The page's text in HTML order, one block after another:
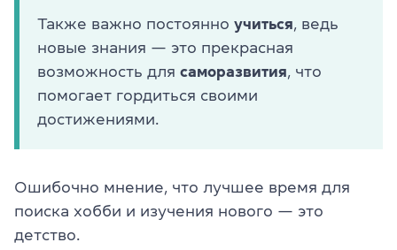
Также важно постоянно учиться , ведь
новые знания — это прекрасная
возможность для саморазвития , что
помогает гордиться своими
достижениями.
Ошибочно мнение, что лучшее время для
поиска хобби и изучения нового — это
детство.